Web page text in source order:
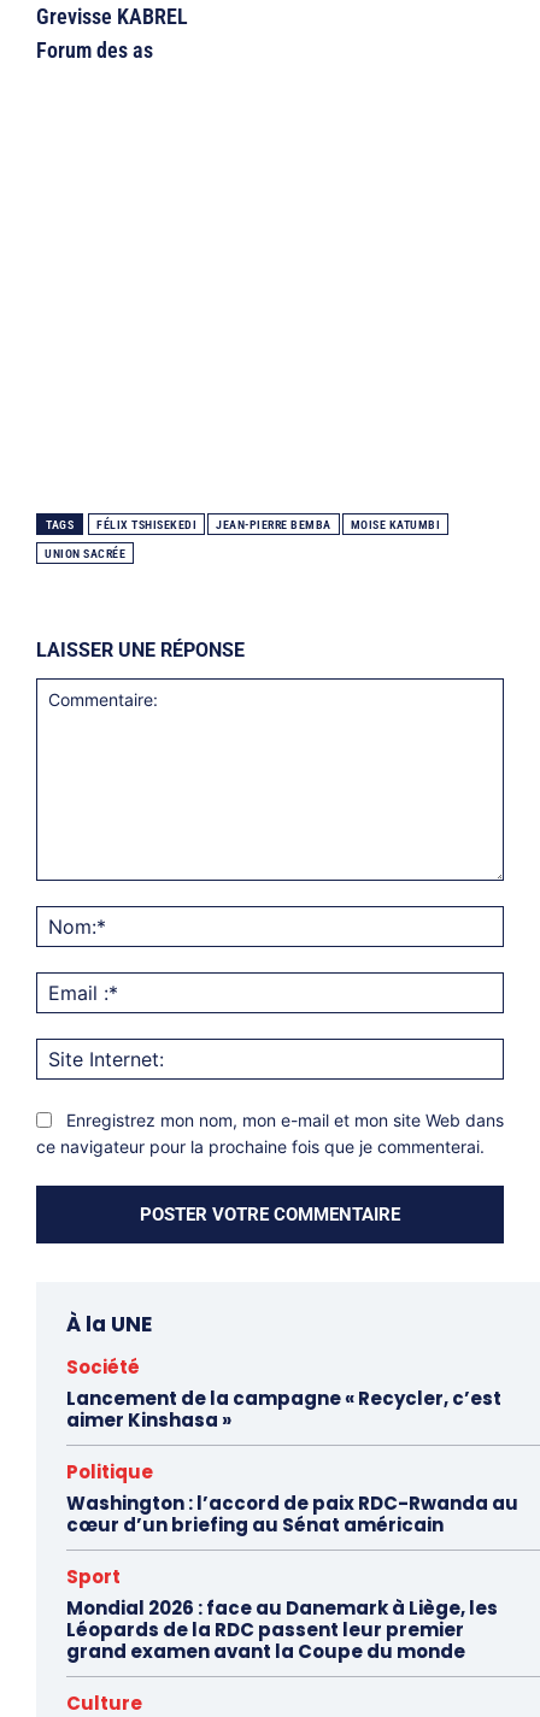
Grevisse KABREL
Forum des as
TAGS FÉLIX TSHISEKEDI JEAN-PIERRE BEMBA MOISE KATUMBI
UNION SACRÉE
LAISSER UNE RÉPONSE
:*
Enregistrez mon nom, mon e-mail et mon site Web dans
ce navigateur pour la prochaine fois que je commenterai.
À la UNE
Société
Lancement de la campagne « Recycler, c’est
aimer Kinshasa »
Politique
Washington : l’accord de paix RDC-Rwanda au
cœur d’un briefing au Sénat américain
Sport
Mondial 2026 : face au Danemark à Liège, les
Léopards de la RDC passent leur premier
grand examen avant la Coupe du monde
Culture